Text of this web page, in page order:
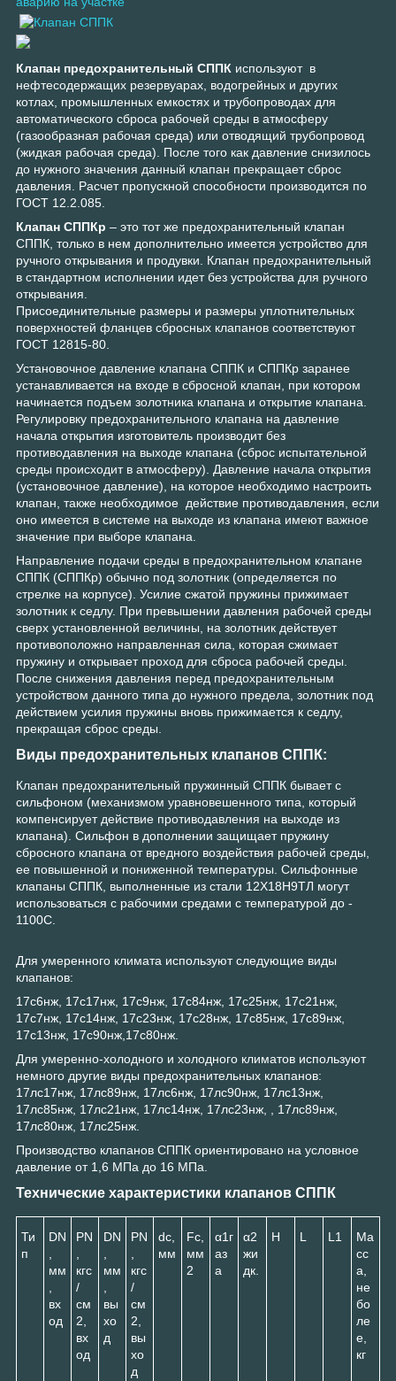
Клапан предохранительный СППК используют в
нефтесодержащих резервуарах, водогрейных и других
котлах, промышленных емкостях и трубопроводах для
автоматического сброса рабочей среды в атмосферу
(газообразная рабочая среда) или отводящий трубопровод
(жидкая рабочая среда). После того как давление снизилось
до нужного значения данный клапан прекращает сброс
давления. Расчет пропускной способности производится по
ГОСТ 12.2.085.
Клапан СППКр – это тот же предохранительный клапан
СППК, только в нем дополнительно имеется устройство для
ручного открывания и продувки. Клапан предохранительный
в стандартном исполнении идет без устройства для ручного
открывания.
Присоединительные размеры и размеры уплотнительных
поверхностей фланцев сбросных клапанов соответствуют
ГОСТ 12815-80.
Установочное давление клапана СППК и СППКр заранее
устанавливается на входе в сбросной клапан, при котором
начинается подъем золотника клапана и открытие клапана.
Регулировку предохранительного клапана на давление
начала открытия изготовитель производит без
противодавления на выходе клапана (сброс испытательной
среды происходит в атмосферу). Давление начала открытия
(установочное давление), на которое необходимо настроить
клапан, также необходимое действие противодавления, если
оно имеется в системе на выходе из клапана имеют важное
значение при выборе клапана.
Направление подачи среды в предохранительном клапане
СППК (СППКр) обычно под золотник (определяется по
стрелке на корпусе). Усилие сжатой пружины прижимает
золотник к седлу. При превышении давления рабочей среды
сверх установленной величины, на золотник действует
противоположно направленная сила, которая сжимает
пружину и открывает проход для сброса рабочей среды.
После снижения давления перед предохранительным
устройством данного типа до нужного предела, золотник под
действием усилия пружины вновь прижимается к седлу,
прекращая сброс среды.
Виды предохранительных клапанов СППК:
Клапан предохранительный пружинный СППК бывает с
сильфоном (механизмом уравновешенного типа, который
компенсирует действие противодавления на выходе из
клапана). Сильфон в дополнении защищает пружину
сбросного клапана от вредного воздействия рабочей среды,
ее повышенной и пониженной температуры. Сильфонные
клапаны СППК, выполненные из стали 12Х18Н9ТЛ могут
использоваться с рабочими средами с температурой до -
1100С.
Для умеренного климата используют следующие виды
клапанов:
17с6нж, 17с17нж, 17с9нж, 17с84нж, 17с25нж, 17с21нж,
17с7нж, 17с14нж, 17с23нж, 17с28нж, 17с85нж, 17с89нж,
17с13нж, 17с90нж,17с80нж.
Для умеренно-холодного и холодного климатов используют
немного другие виды предохранительных клапанов:
17лс17нж, 17лс89нж, 17лс6нж, 17лс90нж, 17лс13нж,
17лс85нж, 17лс21нж, 17лс14нж, 17лс23нж, , 17лс89нж,
17лс80нж, 17лс25нж.
Производство клапанов СППК ориентировано на условное
давление от 1,6 МПа до 16 МПа.
Технические характеристики клапанов СППК
Ти
п
DN
мм
вх
од
PN
кгс
/
см
2
вх
од
DN
мм
вы
хо
д
PN
кгс
/
см
2
вы
хо
д
dс
мм
Fc
мм
2
α1 г
аз
а
α2
жи
дк.
H L L 1
Ма
сс
а,
не
бо
ле
е,
кг